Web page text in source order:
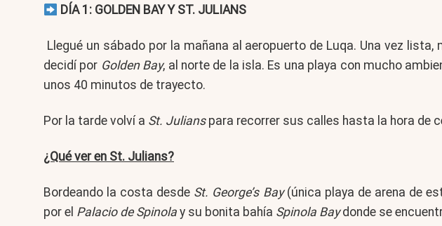
DÍA 1: GOLDEN BAY Y ST. JULIANS
Llegué un sábado por la mañana al aeropuerto de Luqa. Una vez
decidí por Golden Bay, al norte de la isla. Es una playa con mucho
unos 40 minutos de trayecto.
Por la tarde volví a St. Julianspara recorrer sus calles hasta la hora de
¿Qué ver en St. Julians?
Bordeando la costa desde St. George’s Bay(única playa de arena de
por el Palacio de Spinola y su bonita bahía Spinola Baydonde se